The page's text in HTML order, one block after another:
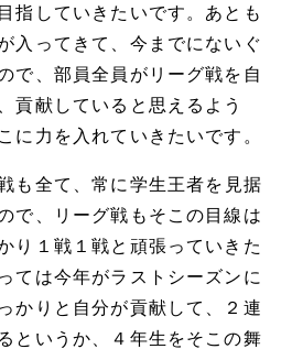
指していきたいです。あとも
入ってきて、今までにないぐ
で、部員全員がリーグ戦を自
貢献していると思えるよう
に力を入れていきたいです。
も全て、常に学生王者を見据
で、リーグ戦もそこの目線は
り１戦１戦と頑張っていきた
ては今年がラストシーズンに
かりと自分が貢献して、２連
というか、４年生をそこの舞